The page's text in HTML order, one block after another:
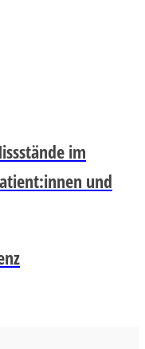
im
und